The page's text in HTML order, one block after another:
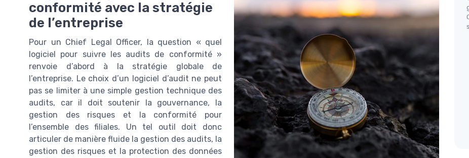
conformité avec la stratégie
de l’entreprise
Pour un Chief Legal Officer, la question « quel
logiciel pour suivre les audits de conformité »
renvoie d’abord à la stratégie globale de
l’entreprise. Le choix d’un logiciel d’audit ne peut
pas se limiter à une simple gestion technique des
audits, car il doit soutenir la gouvernance, la
gestion des risques et la conformité pour
l’ensemble des filiales. Un tel outil doit donc
articuler de manière fluide la gestion des audits, la
gestion des risques et la protection des données